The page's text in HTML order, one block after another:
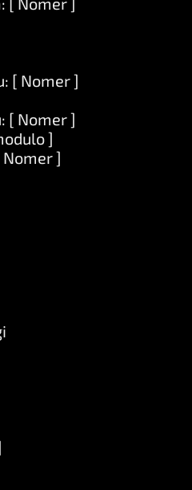
[ Nomer ]
[ Nomer ]
]
]